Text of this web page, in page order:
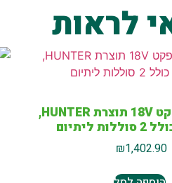
לראות
מברגת אימפקט 18V תוצרת HUNTER,
ליתיום
₪1,402.90